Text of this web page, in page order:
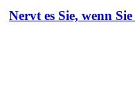
Nervt es Sie, wenn